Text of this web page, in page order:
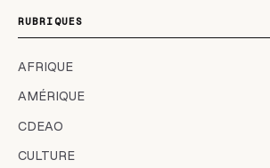
RUBRIQUES
AFRIQUE
AMÉRIQUE
CDEAO
CULTURE